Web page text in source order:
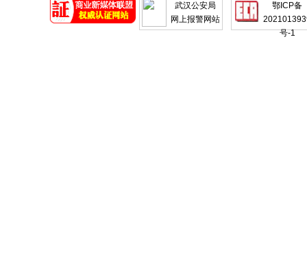
武汉公安局
网上报警网站
鄂ICP备
号-1